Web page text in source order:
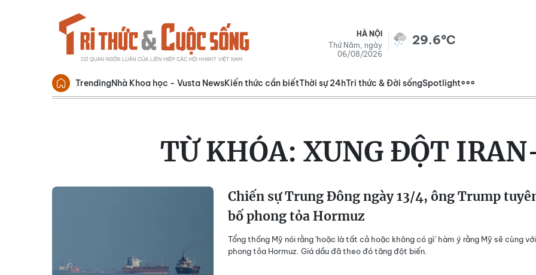
HÀ NỘI
Thứ Năm, ngày
06/08/2026
29.6°C
TrendingNhà Khoa học - Vusta NewsKiến thức cần biếtThời sự 24hTri thức & Đời sốngSpotlight
TỪ KHÓA: XUNG ĐỘT
Chiến sự Trung Đông ngày 13/4, ông Trump
bố phong tỏa Hormuz
Tổng thống Mỹ nói rằng 'hoặc là tất cả hoặc không có gì' hàm ý rằng Mỹ sẽ cùng
phong tỏa Hormuz. Giá dầu đã theo đó tăng đột biến.